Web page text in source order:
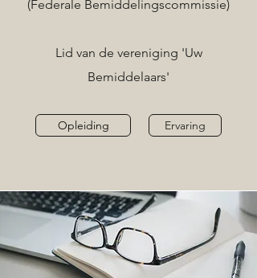
(Federale Bemiddelingscommissie)
Lid van de vereniging 'Uw
Bemiddelaars'
Opleiding Ervaring